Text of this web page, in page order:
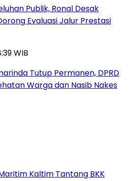
Publik, Ronal Desak
Evaluasi Jalur Prestasi
WIB
Tutup Permanen, DPRD
Warga dan Nasib Nakes
Kaltim Tantang BKK